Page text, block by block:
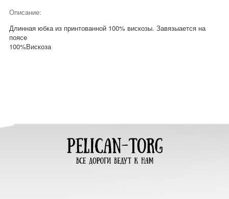
Описание:
Длинная юбка из принтованной 100% вискозы. Завязыается на
поясе
100%Вискоза